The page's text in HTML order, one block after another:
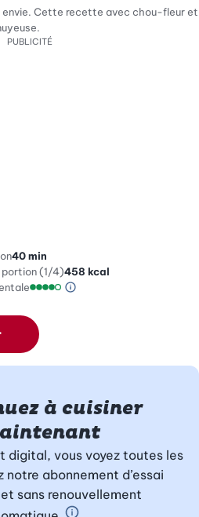
envie. Cette recette avec chou-fleur et
PUBLICITÉ
40 min
portion (1/4)458 kcal
Information sur
à cuisiner
digital, vous voyez toutes les
notre abonnement d’essai
sans renouvellement